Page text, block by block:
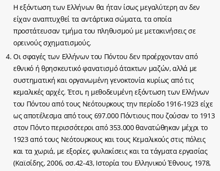
Η εξόντωση των Ελλήνων θα ήταν ίσως μεγαλύτερη αν δεν
είχαν αναπτυχθεί τα αντάρτικα σώματα, τα οποία
προστάτευσαν τμήμα του πληθυσμού με μετακινήσεις σε
ορεινούς σχηματισμούς.
Οι σφαγές των Ελλήνων του Πόντου δεν προέρχονταν από
εθνικό ή θρησκευτικό φανατισμό άτακτων μαζών, αλλά με
συστηματική και οργανωμένη γενοκτονία κυρίως από τις
κεμαλικές αρχές. Έτσι, η μεθοδευμένη εξόντωση των Ελλήνων
του Πόντου από τους Νεότουρκους την περίοδο 1916-1923 είχε
ως αποτέλεσμα από τους 697.000 Πόντιους που ζούσαν το 1913
στον Πόντο περισσότεροι από 353.000 θανατώθηκαν μέχρι το
1923 από τους Νεότουρκους και τους Κεμαλικούς στις πόλεις
και τα χωριά, με εξορίες, φυλακίσεις και τα τάγματα εργασίας
(Καϊσίδης, 2006, σσ.42-43, Ιστορία του Ελληνικού Έθνους, 1978,